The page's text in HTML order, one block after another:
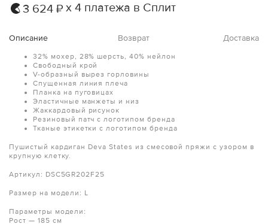
3 624 ₽ х 4 платежа в Сплит
Описание Возврат Доставка
32% мохер, 28% шерсть, 40% нейлон
Свободный крой
V-образный вырез горловины
Спущенная линия плеча
Планка на пуговицах
Эластичные манжеты и низ
Жаккардовый рисунок
Резиновый патч с логотипом бренда
Тканые этикетки с логотипом бренда
Пушистый кардиган Deva States из смесовой пряжи с узором в
крупную клетку.
Артикул: DSC5GR202F25
Размер на модели: L
Параметры модели:
Рост — 185 см